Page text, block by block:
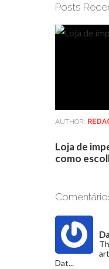
Posts
AUTHOR:
Loja de
como
Dat...